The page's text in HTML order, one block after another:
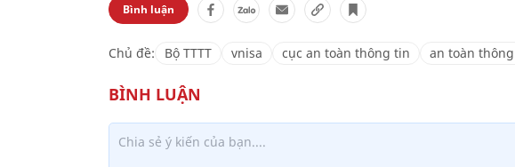
Bình luận
Chủ đề: Bộ TTTT vnisa cục an toàn thông tin an toàn